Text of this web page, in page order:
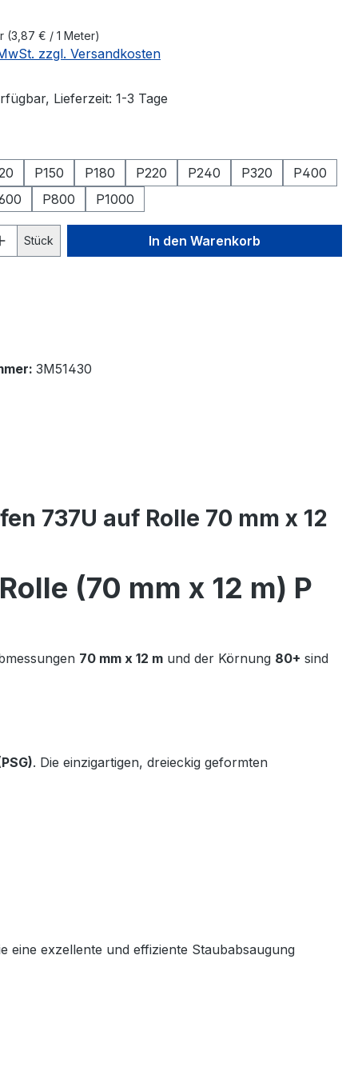
(3,87 € / 1 Meter)
zzgl. Versandkosten
Lieferzeit: 1-3 Tage
P150 P180 P220 P240 P320
P400
P800 P1000
Anzahl: Gib den gewünschten Wert
Stück In den Warenkorb
3M51430
737U auf Rolle 70 mm x 12
(70 mm x 12 m) P
70 mm x 12 m und der Körnung 80+ sind
. Die einzigartigen, dreieckig geformten
eine exzellente und effiziente Staubabsaugung